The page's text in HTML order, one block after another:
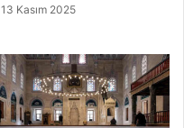
13 Kasım 2025